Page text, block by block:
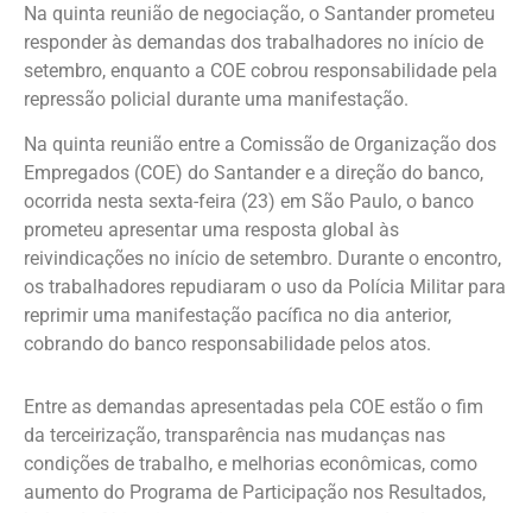
Na quinta reunião de negociação, o Santander prometeu
responder às demandas dos trabalhadores no início de
setembro, enquanto a COE cobrou responsabilidade pela
repressão policial durante uma manifestação.
Na quinta reunião entre a Comissão de Organização dos
Empregados (COE) do Santander e a direção do banco,
ocorrida nesta sexta-feira (23) em São Paulo, o banco
prometeu apresentar uma resposta global às
reivindicações no início de setembro. Durante o encontro,
os trabalhadores repudiaram o uso da Polícia Militar para
reprimir uma manifestação pacífica no dia anterior,
cobrando do banco responsabilidade pelos atos.
Entre as demandas apresentadas pela COE estão o fim
da terceirização, transparência nas mudanças nas
condições de trabalho, e melhorias econômicas, como
aumento do Programa de Participação nos Resultados,